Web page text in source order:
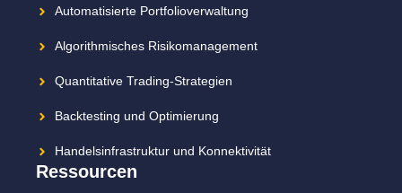
Automatisierte Portfolioverwaltung
Algorithmisches Risikomanagement
Quantitative Trading-Strategien
Backtesting und Optimierung
Handelsinfrastruktur und Konnektivität
Ressourcen